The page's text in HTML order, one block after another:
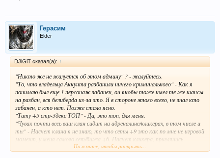
Герасим
Elder
DJiGiT сказал(а): ↑
"Никто же не жалуется об этом админу" ? - жалуйтесь.
"То, что владельца Аккунта разбанили ничего криминального" - Как я
понимаю был еще 1 персонаж забанен, он якобы тоже имел те же шансы
на разбан, вся белиберда из-за это. Я в стороне этого всего, не знал кто
забанен, а кто нет. Позже стало ясно.
"Тату +5 стр-3декс ТОП" - Да, это топ, для меня.
"Чувак почти весь ваш клан сидит на адреналине/кликерах, в том числе и
ты" - Насчет клана я не знаю, то что сеты +9 это как по мне не игровой
момент, у меня самого сет/бижа +6. Насчет кликера, приглянись
хорошенько, может где то найдешь макрос на ЦП.
Нажмите, чтобы раскрыть...